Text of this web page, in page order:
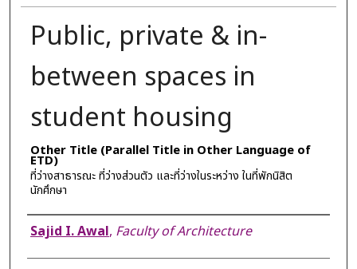
Public, private & in-
between spaces in
student housing
Other Title (Parallel Title in Other Language of
ETD)
ที่ว่างสาธารณะ ที่ว่างส่วนตัว และที่ว่างในระหว่าง ในที่พักนิสิต
นักศึกษา
Author
Sajid I. Awal, Faculty of Architecture